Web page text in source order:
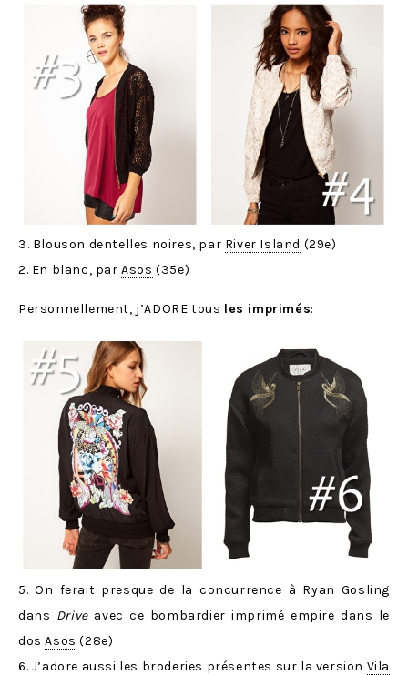
3. Blouson dentelles noires, par River Island (29e)
2. En blanc, parAsos (35e)
Personnellement, j’ADORE tous les imprimés:
5. On ferait presque de la concurrence à Ryan Gosling
dans Driveavec ce bombardier imprimé empire dans le
dosAsos (28e)
6. J’adore aussi les broderies présentes sur la version Vila